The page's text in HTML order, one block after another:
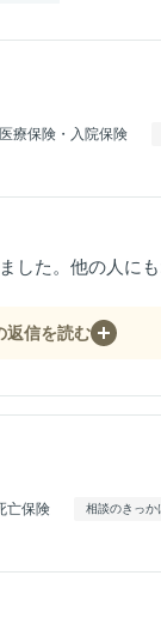
療保険・入院保険
た。他の人にも
返信を読む
亡保険 相談のきっか